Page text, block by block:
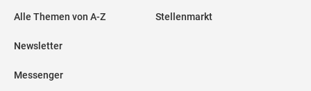
Alle Themen von A-Z
Newsletter
Messenger
Stellenmarkt